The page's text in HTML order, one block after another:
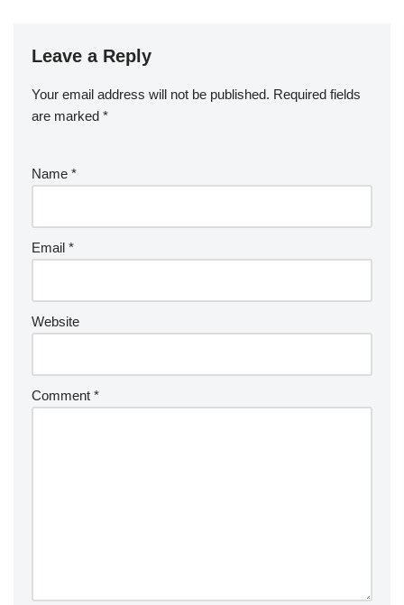
Leave a Reply
Your email address will not be published. Required fields
are marked *
Name *
Email *
Website
Comment *